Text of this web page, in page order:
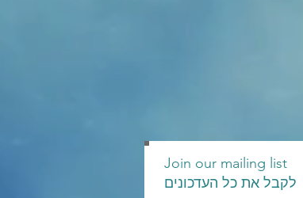
Join our mailing list
לקבל את כל העדכונים